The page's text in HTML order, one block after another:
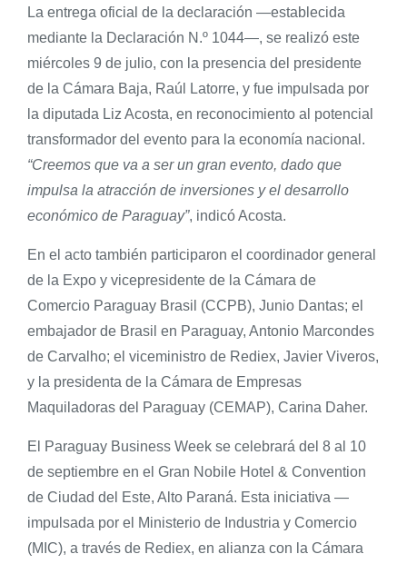
La entrega oficial de la declaración —establecida
mediante la Declaración N.º 1044—, se realizó este
miércoles 9 de julio, con la presencia del presidente
de la Cámara Baja, Raúl Latorre, y fue impulsada por
la diputada Liz Acosta, en reconocimiento al potencial
transformador del evento para la economía nacional.
“Creemos que va a ser un gran evento, dado que
impulsa la atracción de inversiones y el desarrollo
económico de Paraguay”, indicó Acosta.
En el acto también participaron el coordinador general
de la Expo y vicepresidente de la Cámara de
Comercio Paraguay Brasil (CCPB), Junio Dantas; el
embajador de Brasil en Paraguay, Antonio Marcondes
de Carvalho; el viceministro de Rediex, Javier Viveros,
y la presidenta de la Cámara de Empresas
Maquiladoras del Paraguay (CEMAP), Carina Daher.
El Paraguay Business Week se celebrará del 8 al 10
de septiembre en el Gran Nobile Hotel & Convention
de Ciudad del Este, Alto Paraná. Esta iniciativa —
impulsada por el Ministerio de Industria y Comercio
(MIC), a través de Rediex, en alianza con la Cámara